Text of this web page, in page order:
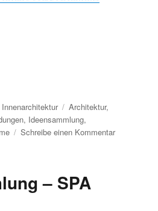
Innenarchitektur Schlagwörter
Architektur,
, Ideensammlung,
Schreibe einen Kommentarzu
– SPA